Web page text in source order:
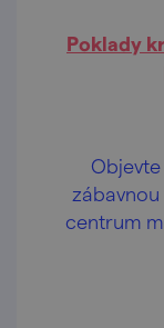
Poklady
centrum